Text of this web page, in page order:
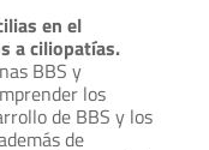
en el
a ciliopatías.
BBS y
los
de BBS y los
de